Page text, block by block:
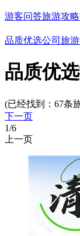
游客问答旅游攻略
品质优选公司旅游
品质优
(已经找到： 67条
下一页
1/6
上一页